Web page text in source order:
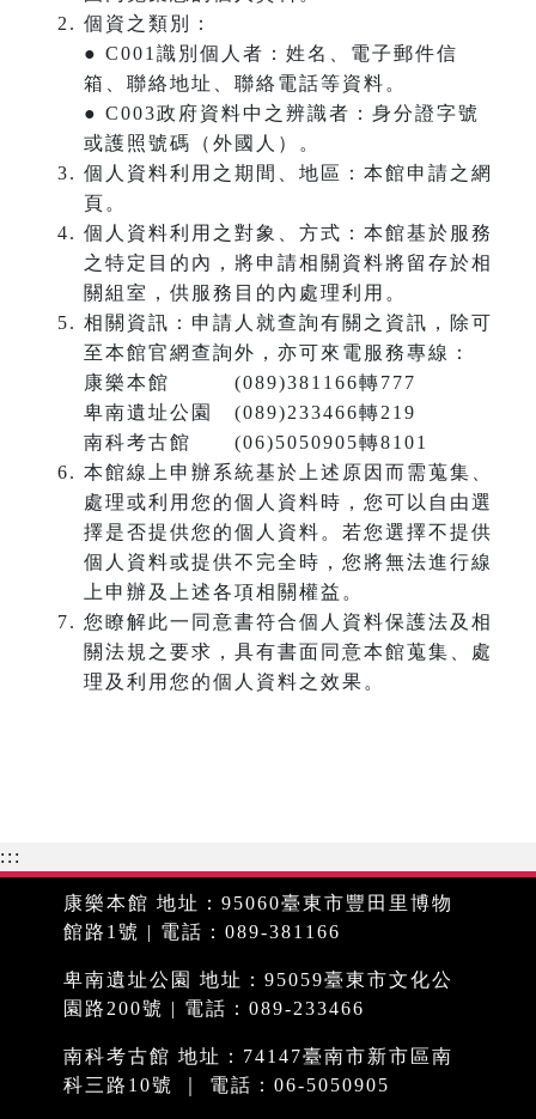
個資之類別：
● C001識別個人者：姓名、電子郵件信
箱、聯絡地址、聯絡電話等資料。
● C003政府資料中之辨識者：身分證字號
或護照號碼（外國人）。
個人資料利用之期間、地區：本館申請之網
頁。
個人資料利用之對象、方式：本館基於服務
之特定目的內，將申請相關資料將留存於相
關組室，供服務目的內處理利用。
相關資訊：申請人就查詢有關之資訊，除可
至本館官網查詢外，亦可來電服務專線：
康樂本館 (089)381166轉777
卑南遺址公園 (089)233466轉219
南科考古館 (06)5050905轉8101
本館線上申辦系統基於上述原因而需蒐集、
處理或利用您的個人資料時，您可以自由選
擇是否提供您的個人資料。若您選擇不提供
個人資料或提供不完全時，您將無法進行線
上申辦及上述各項相關權益。
您瞭解此一同意書符合個人資料保護法及相
關法規之要求，具有書面同意本館蒐集、處
理及利用您的個人資料之效果。
:::
康樂本館 地址：95060臺東市豐田里博物
館路1號 | 電話：089-381166
卑南遺址公園 地址：95059臺東市文化公
園路200號 | 電話：089-233466
南科考古館 地址：74147臺南市新市區南
科三路10號 ｜ 電話：06-5050905